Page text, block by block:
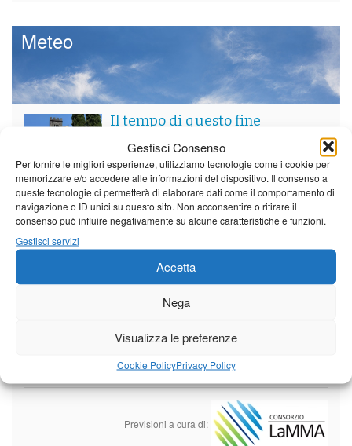
Gestisci Consenso
Per fornire le migliori esperienze, utilizziamo tecnologie come i cookie per
memorizzare e/o accedere alle informazioni del dispositivo. Il consenso a
queste tecnologie ci permetterà di elaborare dati come il comportamento di
navigazione o ID unici su questo sito. Non acconsentire o ritirare il
consenso può influire negativamente su alcune caratteristiche e funzioni.
Gestisci servizi
Accetta
Nega
Visualizza le preferenze
Cookie PolicyPrivacy Policy
Meteo
Il tempo di questo fine
ben al di sopra dei valori
stagionali
Leggi tutto…
Sabato Domenica Lunedì
Borgo a Mozzano
23°C|36°C
Castelnuovo Garfagnana
23°C|33°C 22°C
Previsioni a cura di: